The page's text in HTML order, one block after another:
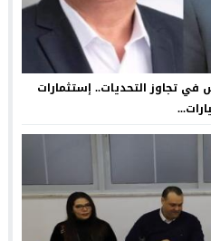
تجاوز التحديات.. إستثمارات